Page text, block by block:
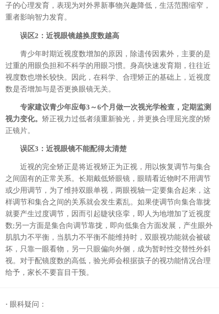
子的心理发育，表现为对外界新事物兴趣降低，生活范围缩窄，
重者影响智力发育。
误区2：近视眼镜越换度数越高
青少年时期近视度数增加的原因，除遗传因素外，主要的是
过重的用眼负担和不科学的用眼习惯。身高快速发育期，往往近
视度数也增长较快。因此，在科学、合理矫正的基础上，近视度
数是否增加与是否更换眼镜无关。
专家建议青少年应每3～6个月做一次视光学检查，定期监测
视力变化。矫正视力过低者须重新验光，并更换合理屈光度的矫
正镜片。
误区3：近视眼镜不能配得太清楚
近视的完全矫正是将近视矫正为正视，用以恢复调节与集合
之间固有的正常关系。长期戴低矫眼镜，眼睛看近物时不用调节
或少用调节，为了维持双眼单视，两眼视轴一定要集合起来，这
样调节和集合之间的关系就会发生紊乱。如果使调节向集合靠拢
就要产生过度调节，因而引起睫状痉挛，即人为地增加了近视度
数;另一方面是集合向调节靠拢，即向低集合方面发展，产生眼外
肌肌力不平衡，当肌力不平衡不能维持时，双眼视功能就会被破
坏，只靠一眼看物，另一只眼偏向外侧，成为暂时性交替性外斜
视。对于配镜度数的高低，验光师会根据孩子的视功能情况合理
给予，家长不要盲目干预。
· 眼科疑问：